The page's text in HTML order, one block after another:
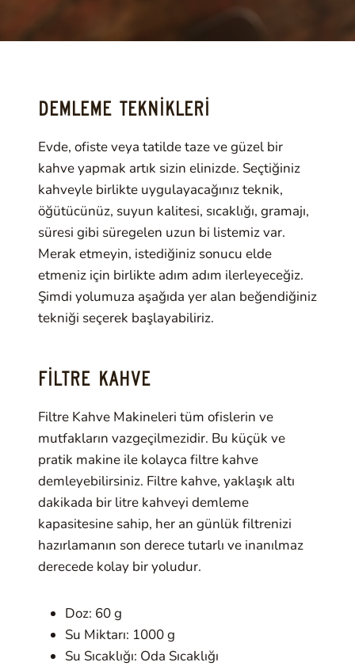
DEMLEME TEKNİKLERİ
Evde, ofiste veya tatilde taze ve güzel bir
kahve yapmak artık sizin elinizde. Seçtiğiniz
kahveyle birlikte uygulayacağınız teknik,
öğütücünüz, suyun kalitesi, sıcaklığı, gramajı,
süresi gibi süregelen uzun bi listemiz var.
Merak etmeyin, istediğiniz sonucu elde
etmeniz için birlikte adım adım ilerleyeceğiz.
Şimdi yolumuza aşağıda yer alan beğendiğiniz
tekniği seçerek başlayabiliriz.
FILTRE KAHVE
Filtre Kahve Makineleri tüm ofislerin ve
mutfakların vazgeçilmezidir. Bu küçük ve
pratik makine ile kolayca filtre kahve
demleyebilirsiniz. Filtre kahve, yaklaşık altı
dakikada bir litre kahveyi demleme
kapasitesine sahip, her an günlük filtrenizi
hazırlamanın son derece tutarlı ve inanılmaz
derecede kolay bir yoludur.
Doz: 60 g
Su Miktarı: 1000 g
Su Sıcaklığı: Oda Sıcaklığı